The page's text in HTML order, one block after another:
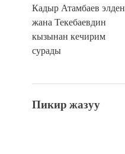
Кадыр Атамбаев элден
жана Текебаевдин
кызынан кечирим
сурады
Пикир жазуу